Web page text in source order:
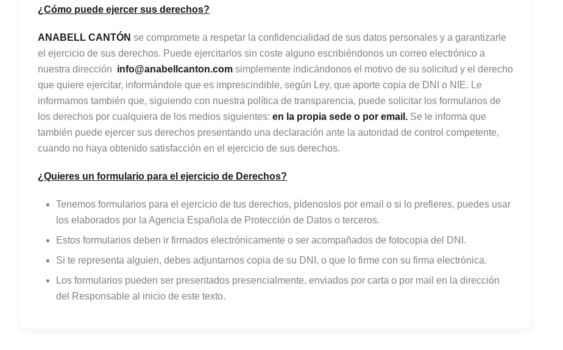
¿Cómo puede ejercer sus derechos?
ANABELL CANTÓN se compromete a respetar la confidencialidad de sus datos personales y a garantizarle
el ejercicio de sus derechos. Puede ejercitarlos sin coste alguno escribiéndonos un correo electrónico a
nuestra dirección info@anabellcanton.com simplemente indicándonos el motivo de su solicitud y el derecho
que quiere ejercitar, informándole que es imprescindible, según Ley, que aporte copia de DNI o NIE. Le
informamos también que, siguiendo con nuestra política de transparencia, puede solicitar los formularios de
los derechos por cualquiera de los medios siguientes: en la propia sede o por email. Se le informa que
también puede ejercer sus derechos presentando una declaración ante la autoridad de control competente,
cuando no haya obtenido satisfacción en el ejercicio de sus derechos.
¿Quieres un formulario para el ejercicio de Derechos?
Tenemos formularios para el ejercicio de tus derechos, pídenoslos por email o si lo prefieres, puedes usar
los elaborados por la Agencia Española de Protección de Datos o terceros.
Estos formularios deben ir firmados electrónicamente o ser acompañados de fotocopia del DNI.
Si te representa alguien, debes adjuntarnos copia de su DNI, o que lo firme con su firma electrónica.
Los formularios pueden ser presentados presencialmente, enviados por carta o por mail en la dirección
del Responsable al inicio de este texto.